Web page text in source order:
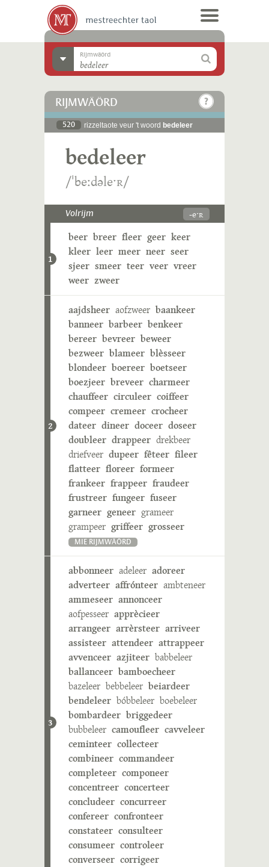
Rijmwäörd
RIJMWÄÖRD
520 rizzeltaote veur 't woord bedeleer
bedeleer
/ˈbeːdəleˑʀ/
Volrijm -eˑʀ
1
beer breer fleer geer keer
kleer leer meer neer seer
sjeer smeer teer veer vreer
weer zweer
2
aajdsheer aofzweer baankeer
banneer barbeer benkeer
bereer bevreer beweer
bezweer blameer blèsseer
blondeer boereer boetseer
boezjeer breveer charmeer
chauffeer circuleer coiffeer
compeer cremeer crocheer
dateer dineer doceer doseer
doubleer drappeer drekbeer
driefveer dupeer fêteer fileer
flatteer floreer formeer
frankeer frappeer fraudeer
frustreer fungeer fuseer
garneer geneer grameer
grampeer griffeer grosseer
MIE RIJMWÄÖRD
3
abbonneer adeleer adoreer
adverteer affrónteer ambteneer
ammeseer annonceer
aofpesseer apprècieer
arrangeer arrèrsteer arriveer
assisteer attendeer attrappeer
avvenceer azjiteer babbeleer
ballanceer bamboecheer
bazeleer bebbeleer beiardeer
bendeleer bóbbeleer boebeleer
bombardeer briggedeer
bubbeleer camoufleer cavveleer
ceminteer collecteer
combineer commandeer
completeer componeer
concentreer concerteer
concludeer concurreer
confereer confronteer
constateer consulteer
consumeer controleer
converseer corrigeer